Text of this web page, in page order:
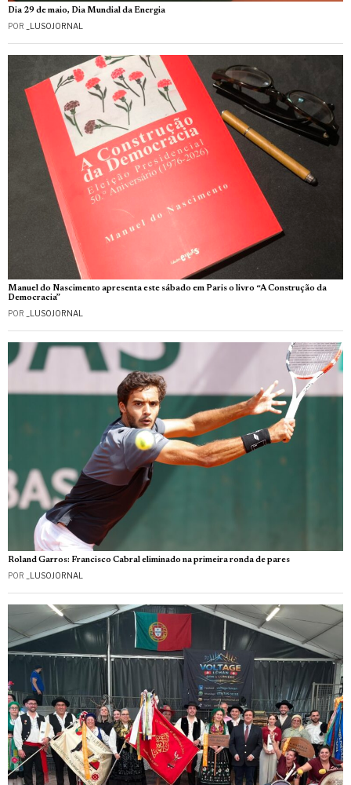
Dia 29 de maio, Dia Mundial da Energia
POR _LUSOJORNAL
Manuel do Nascimento apresenta este sábado em Paris o livro “A Construção da
Democracia”
POR _LUSOJORNAL
Roland Garros: Francisco Cabral eliminado na primeira ronda de pares
POR _LUSOJORNAL